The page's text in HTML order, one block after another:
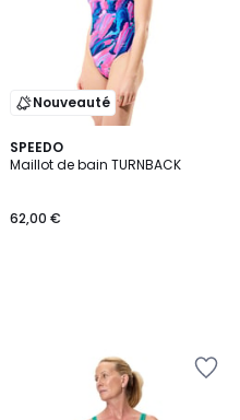
Nouveauté
SPEEDO
Maillot de bain TURNBACK
62,00 €